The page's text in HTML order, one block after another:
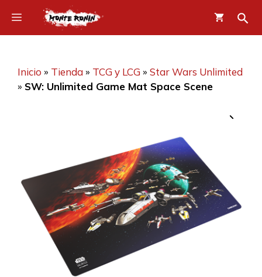
contenido
Menú
Inicio » Tienda» TCG y LCG » Star Wars Unlimited
» SW: Unlimited Game Mat Space Scene